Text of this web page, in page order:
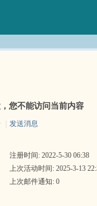
您不能访问当前内容
发送消息
注册时间: 2022-5-30 06:38
上次活动时间: 2025-3-13
上次邮件通知: 0